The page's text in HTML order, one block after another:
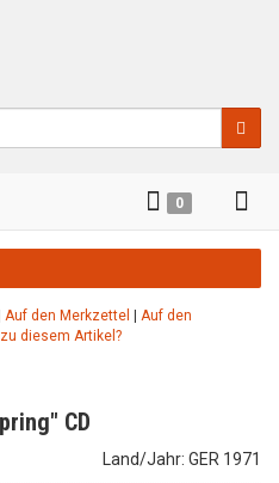
0
Auf den Merkzettel
Auf den
zu diesem Artikel?
CD
Land/Jahr: GER 1971